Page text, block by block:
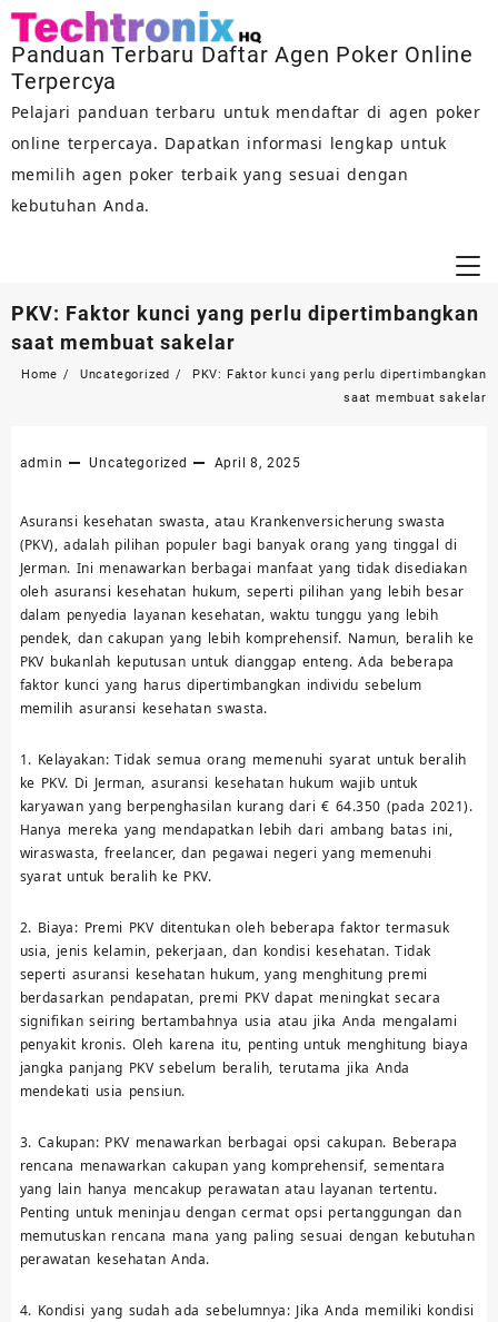
Skip
content
Panduan Terbaru Daftar Agen Poker Online
Terpercya
Pelajari panduan terbaru untuk mendaftar di agen poker
online terpercaya. Dapatkan informasi lengkap untuk
memilih agen poker terbaik yang sesuai dengan
kebutuhan Anda.
PKV: Faktor kunci yang perlu dipertimbangkan
saat membuat sakelar
Home Uncategorized
PKV: Faktor kunci yang perlu dipertimbangkan
saat membuat sakelar
admin Uncategorized April 8, 2025
Asuransi kesehatan swasta, atau Krankenversicherung swasta
(PKV), adalah pilihan populer bagi banyak orang yang tinggal di
Jerman. Ini menawarkan berbagai manfaat yang tidak disediakan
oleh asuransi kesehatan hukum, seperti pilihan yang lebih besar
dalam penyedia layanan kesehatan, waktu tunggu yang lebih
pendek, dan cakupan yang lebih komprehensif. Namun, beralih ke
PKV bukanlah keputusan untuk dianggap enteng. Ada beberapa
faktor kunci yang harus dipertimbangkan individu sebelum
memilih asuransi kesehatan swasta.
1. Kelayakan: Tidak semua orang memenuhi syarat untuk beralih
ke PKV. Di Jerman, asuransi kesehatan hukum wajib untuk
karyawan yang berpenghasilan kurang dari € 64.350 (pada 2021).
Hanya mereka yang mendapatkan lebih dari ambang batas ini,
wiraswasta, freelancer, dan pegawai negeri yang memenuhi
syarat untuk beralih ke PKV.
2. Biaya: Premi PKV ditentukan oleh beberapa faktor termasuk
usia, jenis kelamin, pekerjaan, dan kondisi kesehatan. Tidak
seperti asuransi kesehatan hukum, yang menghitung premi
berdasarkan pendapatan, premi PKV dapat meningkat secara
signifikan seiring bertambahnya usia atau jika Anda mengalami
penyakit kronis. Oleh karena itu, penting untuk menghitung biaya
jangka panjang PKV sebelum beralih, terutama jika Anda
mendekati usia pensiun.
3. Cakupan: PKV menawarkan berbagai opsi cakupan. Beberapa
rencana menawarkan cakupan yang komprehensif, sementara
yang lain hanya mencakup perawatan atau layanan tertentu.
Penting untuk meninjau dengan cermat opsi pertanggungan dan
memutuskan rencana mana yang paling sesuai dengan kebutuhan
perawatan kesehatan Anda.
4. Kondisi yang sudah ada sebelumnya: Jika Anda memiliki kondisi